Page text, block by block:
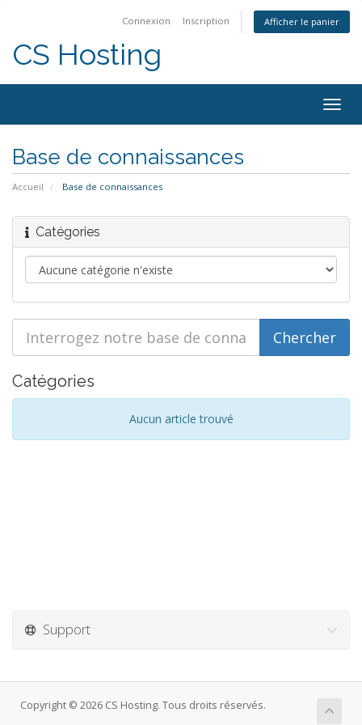
Connexion Inscription Afficher le panier
CS Hosting
Base de connaissances
Accueil Base de connaissances
Catégories
Catégories
Aucun article trouvé
Support
Copyright © 2026 CS Hosting. Tous droits réservés.